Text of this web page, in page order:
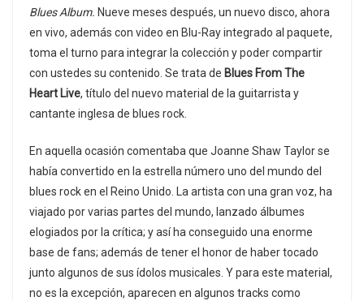
Blues Album. Nueve meses después, un nuevo disco, ahora
en vivo, además con video en Blu-Ray integrado al paquete,
toma el turno para integrar la colección y poder compartir
con ustedes su contenido. Se trata de Blues From The
Heart Live, título del nuevo material de la guitarrista y
cantante inglesa de blues rock.
En aquella ocasión comentaba que Joanne Shaw Taylor se
había convertido en la estrella número uno del mundo del
blues rock en el Reino Unido. La artista con una gran voz, ha
viajado por varias partes del mundo, lanzado álbumes
elogiados por la crítica; y así ha conseguido una enorme
base de fans; además de tener el honor de haber tocado
junto algunos de sus ídolos musicales. Y para este material,
no es la excepción, aparecen en algunos tracks como